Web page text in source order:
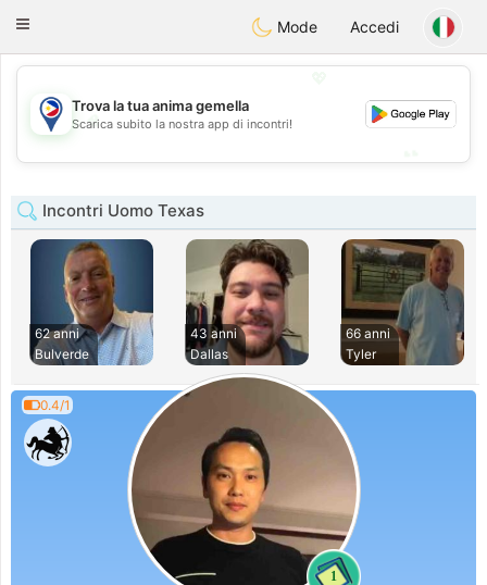
PhilippinesChat
Toggle
Mode Accedi
💖
💕
Trova la tua anima gemella
Scarica subito la nostra app di incontri!
Incontri Uomo Texas
62 anni
Bulverde
43 anni
Dallas
66 anni
Tyler
0.4/1
1